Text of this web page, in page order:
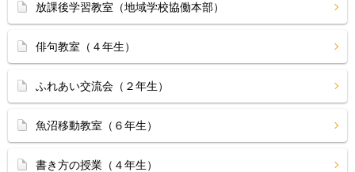
放課後学習教室（地域学校協働本部）
俳句教室（４年生）
ふれあい交流会（２年生）
魚沼移動教室（６年生）
書き方の授業（４年生）